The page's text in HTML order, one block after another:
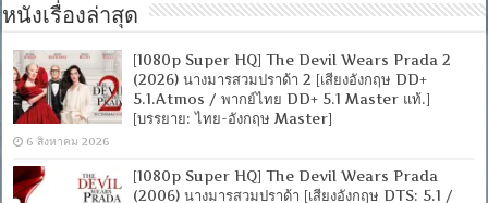
อังกฤษ]
[MKV]
[ONE2UP]
หนังเรื่องล่าสุด
[1080p Super HQ] The Devil Wears Prada 2
(2026) นางมารสวมปราด้า 2 [เสียงอังกฤษ DD+
5.1.Atmos / พากย์ไทย DD+ 5.1 Master แท้.]
[บรรยาย: ไทย-อังกฤษ Master]
6 สิงหาคม 2026
[1080p Super HQ] The Devil Wears Prada
(2006) นางมารสวมปราด้า [เสียงอังกฤษ DTS: 5.1 /